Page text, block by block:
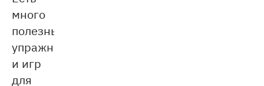
много
полезных
упражнений
и игр
для